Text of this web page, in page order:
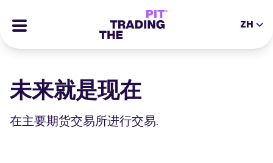
期货
股票
ZH
DE
ES
IT
未来就是现在
在主要期货交易所进行交易.